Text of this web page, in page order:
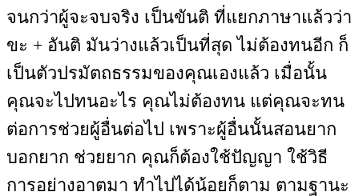
จนกว่าผู้จะจบจริง เป็นขันติ ที่แยกภาษาแล้วว่า
ขะ + อันติ มันว่างแล้วเป็นที่สุด ไม่ต้องทนอีก ก็
เป็นตัวปรมัตถธรรมของคุณเองแล้ว เมื่อนั้น
คุณจะไปทนอะไร คุณไม่ต้องทน แต่คุณจะทน
ต่อการช่วยผู้อื่นต่อไป เพราะผู้อื่นนั้นสอนยาก
บอกยาก ช่วยยาก คุณก็ต้องใช้ปัญญา ใช้วิธี
การอย่างอาตมา ทำไปได้น้อยก็ตาม ตามฐานะ